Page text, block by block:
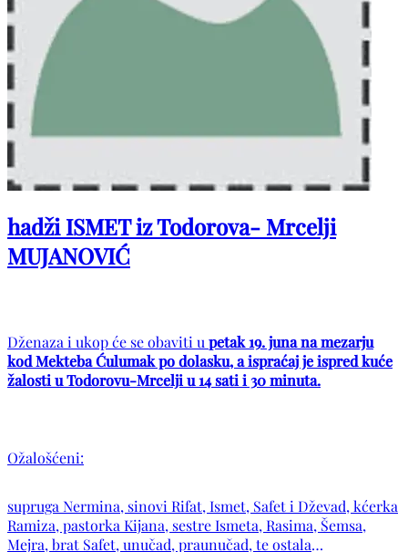
hadži ISMET iz Todorova- Mrcelji
MUJANOVIĆ
Dženaza i ukop će se obaviti upetak 19. juna na mezarju
kod Mekteba Ćulumak po dolasku, a ispraćaj je ispred kuće
žalosti u Todorovu-Mrcelji u 14 sati i 30 minuta.
Ožalošćeni:
supruga Nermina, sinovi Rifat, Ismet, Safet i Dževad, kćerka
Ramiza, pastorka Kijana, sestre Ismeta, Rasima, Šemsa,
Mejra, brat Safet, unučad, praunučad, te ostala